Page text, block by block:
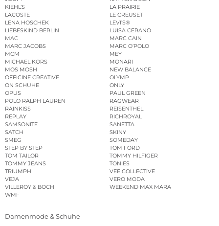
KIEHL’S
LA PRAIRIE
LACOSTE
LE CREUSET
LENA HOSCHEK
LEVI’S®
LIEBESKIND BERLIN
LUISA CERANO
MAC
MARC CAIN
MARC JACOBS
MARC O’POLO
MCM
MEY
MICHAEL KORS
MONARI
MOS MOSH
NEW BALANCE
OFFICINE CREATIVE
OLYMP
ON SCHUHE
ONLY
OPUS
PAUL GREEN
POLO RALPH LAUREN
RAGWEAR
RAINKISS
REISENTHEL
REPLAY
RICHROYAL
SAMSONITE
SANETTA
SATCH
SKINY
SMEG
SOMEDAY
STEP BY STEP
TOM FORD
TOM TAILOR
TOMMY HILFIGER
TOMMY JEANS
TONIES
TRIUMPH
VEE COLLECTIVE
VEJA
VERO MODA
VILLEROY & BOCH
WEEKEND MAX MARA
WMF
Damenmode & Schuhe